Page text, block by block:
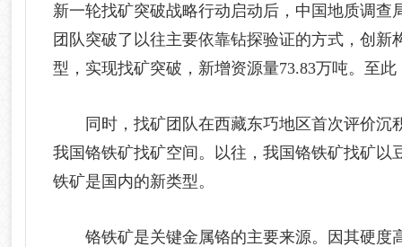
新一轮找矿突破战略行动启动后，中国地质调
团队突破了以往主要依靠钻探验证的方式，创
型，实现找矿突破，新增资源量73.83万吨。至此
同时，找矿团队在西藏东巧地区首次评价沉
我国铬铁矿找矿空间。以往，我国铬铁矿找矿
铁矿是国内的新类型。
铬铁矿是关键金属铬的主要来源。因其硬度